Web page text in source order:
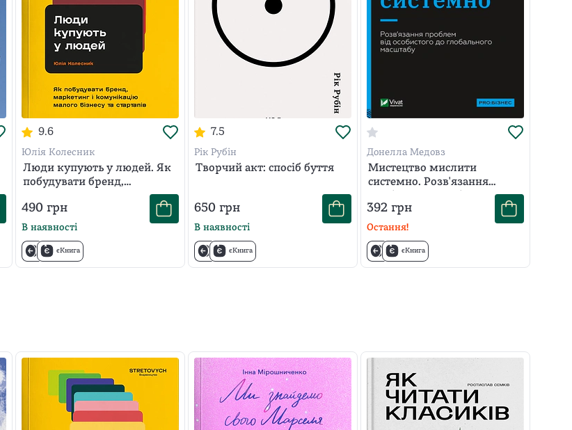
9.6
Юлія Колесник
Люди купують у людей. Як
побудувати бренд,
маркетинг і комунікацію
малого бізнесу та стартапів
490 грн
В наявності
єКнига
7.5
Рік Рубін
Творчий акт: спосіб буття
650 грн
В наявності
єКнига
Донелла Медовз
Мистецтво мислити
системно. Розв'язання
проблем від особистого до
глобального масштабу
392 грн
Остання!
єКнига